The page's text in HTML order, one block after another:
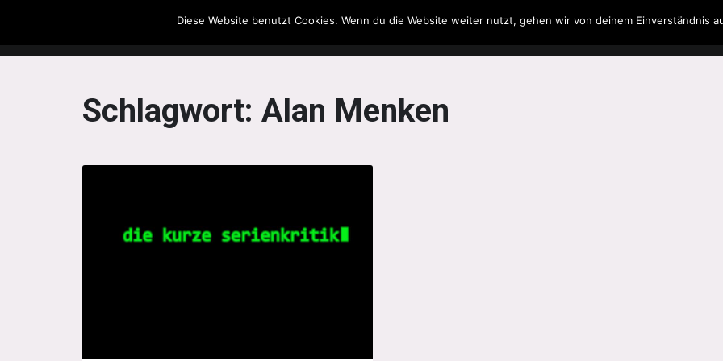
The Howling Men Filme & Serien Musik Spielzeug Literatur
Schlagwort: Alan Menken
Diese Website benutzt Cookies. Wenn du die Website weiter nutzt, gehen wir von deinem Einverständnis